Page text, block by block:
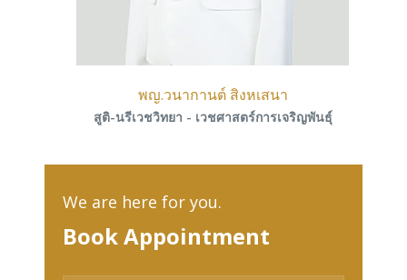
พญ.วนากานต์ สิงหเสนา
สูติ-นรีเวชวิทยา - เวชศาสตร์การเจริญพันธุ์
We are here for you.
Book Appointment